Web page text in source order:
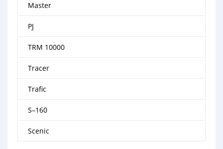
Master
PJ
TRM 10000
Tracer
Trafic
S–160
Scenic